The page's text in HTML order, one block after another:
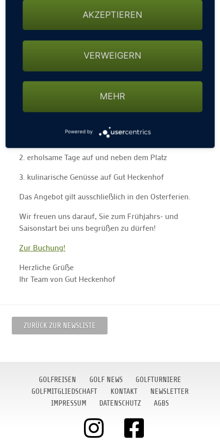
Platzbedingungen, frische Frühlingsluft und pure
Spielfreude.
Passend zum Saisonauftakt bieten wir Ihnen in den
% Rabatt.Gönnen Sie sich eine entspannte Auszeit,
verbinden Sie sportliche Aktivität mit Genuss und
erleben Sie Golf in besonderer Atmosphäre.
1. einen gelungenen Start in die Golfsaison
2. erholsame Tage auf und neben dem Platz
3. kulinarische Genüsse auf Gut Heckenhof
Das Angebot gilt ausschließlich in den Osterferien.
Wir freuen uns darauf, Sie zum Frühjahrs- und
Saisonstart bei uns begrüßen zu dürfen!
Zur Buchung!
Herzliche Grüße
Ihr Team von Gut Heckenhof
ZURÜCK ZUR NEWSLISTE
GOLFREISEN GOLF NEWS
GOLFTURNIERE
GOLFMITGLIEDSCHAFT
KONTAKT
NEWSLETTER
IMPRESSUM
DATENSCHUTZ AGBS
AKZEPTIEREN
VERWEIGERN
MEHR
Powered by